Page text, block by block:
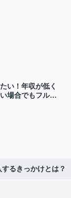
い！年収が低く
場合でもフルロ
るきっかけとは？